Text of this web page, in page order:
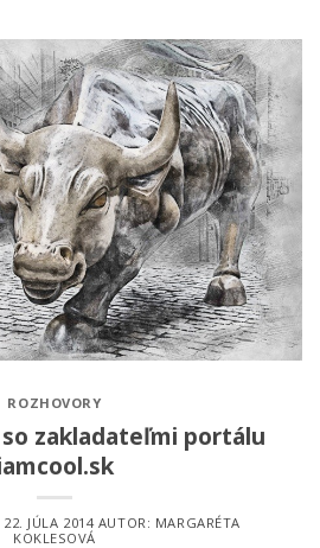
ROZHOVORY
zakladateľmi portálu
22. JÚLA 2014AUTOR: MARGARÉTA
KOKLESOVÁ